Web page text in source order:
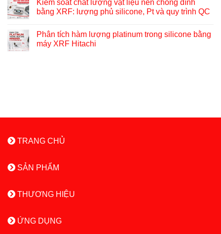
Kiểm soát chất lượng vật liệu nền chống dính
bằng XRF: lượng phủ silicone, Pt và quy trình QC
Phân tích hàm lượng platinum trong silicone bằng
máy XRF Hitachi
TRANG CHỦ
SẢN PHẨM
THƯƠNG HIỆU
ỨNG DỤNG